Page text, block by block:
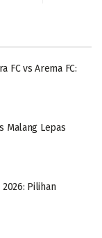
FC vs Arema FC:
Malang Lepas
Pilihan